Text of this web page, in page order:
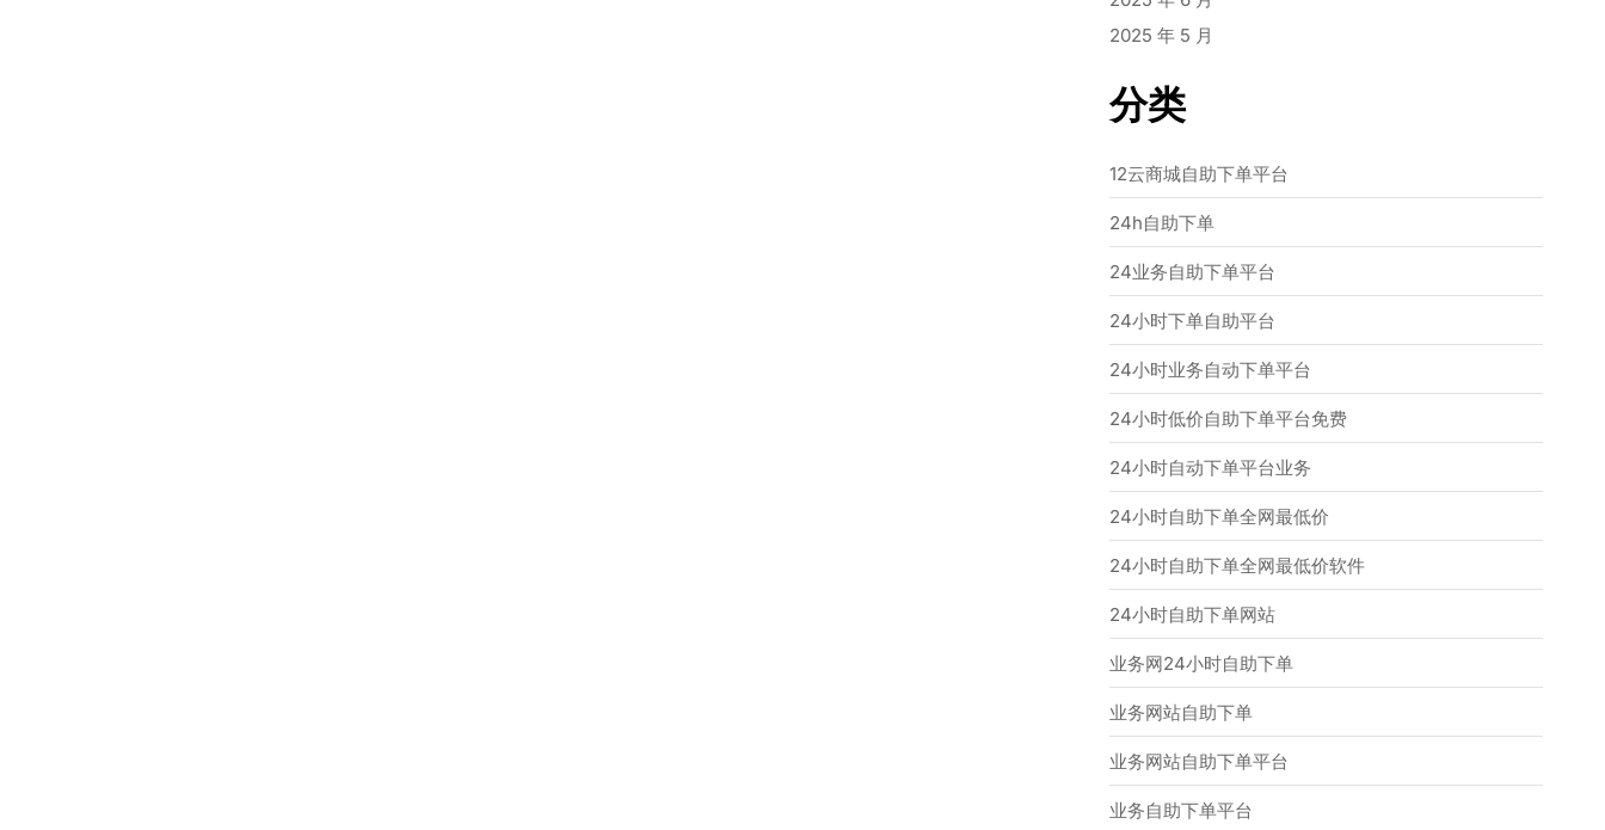
2025 年 5 月
分类
12云商城自助下单平台
24h自助下单
24业务自助下单平台
24小时下单自助平台
24小时业务自动下单平台
24小时低价自助下单平台免费
24小时自动下单平台业务
24小时自助下单全网最低价
24小时自助下单全网最低价软件
24小时自助下单网站
业务网24小时自助下单
业务网站自助下单
业务网站自助下单平台
业务自助下单平台